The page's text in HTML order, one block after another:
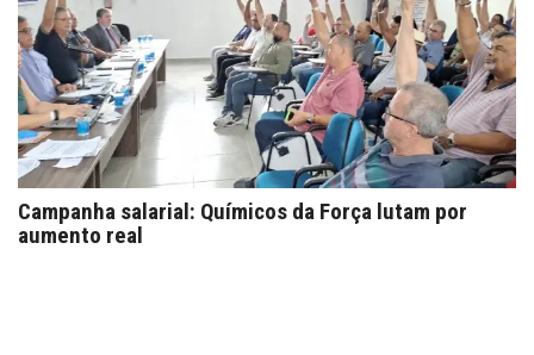
Campanha salarial: Químicos da Força lutam por
aumento real